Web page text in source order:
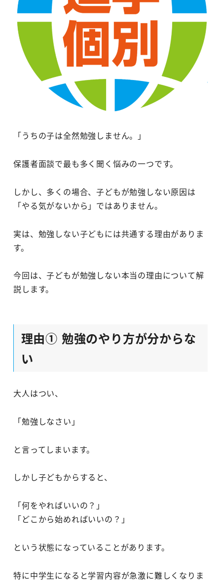
「うちの子は全然勉強しません。」
保護者面談で最も多く聞く悩みの一つです。
しかし、多くの場合、子どもが勉強しない原因は
「やる気がないから」ではありません。
実は、勉強しない子どもには共通する理由がありま
す。
今回は、子どもが勉強しない本当の理由について解
説します。
理由① 勉強のやり方が分からな
い
大人はつい、
「勉強しなさい」
と言ってしまいます。
しかし子どもからすると、
「何をやればいいの？」
「どこから始めればいいの？」
という状態になっていることがあります。
特に中学生になると学習内容が急激に難しくなりま